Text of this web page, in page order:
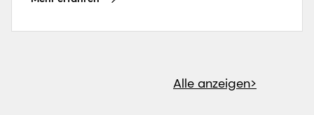
Alle anzeigen>